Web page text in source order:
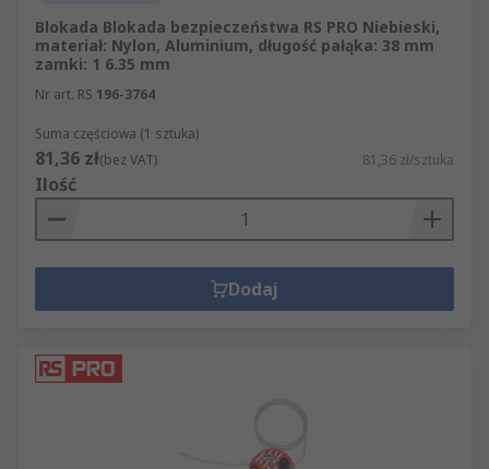
Blokada Blokada bezpieczeństwa RS PRO Niebieski,
materiał: Nylon, Aluminium, długość pałąka: 38 mm
zamki: 1 6.35 mm
Nr art. RS 196-3764
Suma częściowa (1 sztuka)
81,36 zł(bez VAT) 81,36 zł/sztuka
Ilość
Dodaj